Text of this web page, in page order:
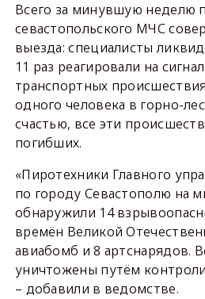
Всего за минувшую неделю
севастопольского МЧС
выезда: специалисты
11 раз реагировали на
транспортных
одного человека в горно-
счастью, все эти
погибших.
«Пиротехники Главного
по городу Севастополю на
обнаружили 14
времён Великой
авиабомб и 8 артснарядов.
уничтожены путём
– добавили в ведомстве.